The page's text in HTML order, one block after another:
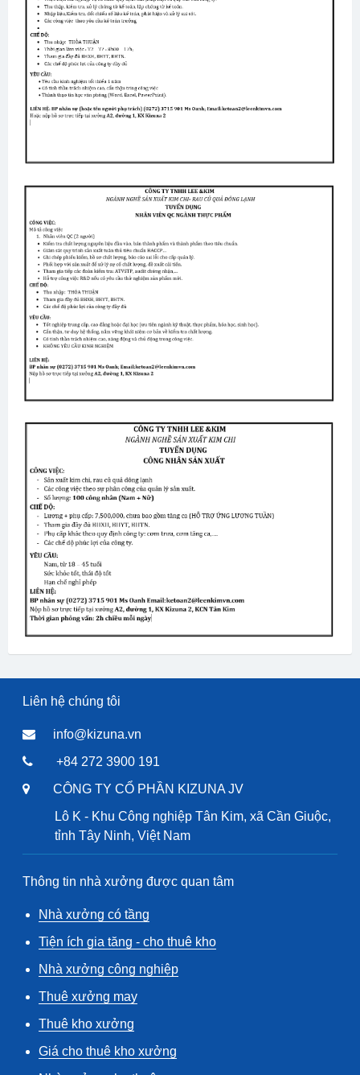
Liên hệ chúng tôi
info@kizuna.vn
+84 272 3900 191
CÔNG TY CỔ PHẦN KIZUNA JV
Lô K - Khu Công nghiệp Tân Kim, xã Cần Giuộc,
tỉnh Tây Ninh, Việt Nam
Thông tin nhà xưởng được quan tâm
Nhà xưởng có tầng
Tiện ích gia tăng - cho thuê kho
Nhà xưởng công nghiệp
Thuê xưởng may
Thuê kho xưởng
Giá cho thuê kho xưởng